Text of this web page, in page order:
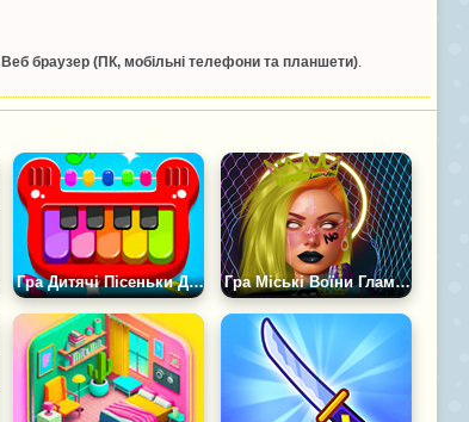
Веб браузер (ПК, мобільні телефони та планшети)
Гра Дитячі Пісеньки Для Піаніно Гра Міські Воїни Гламуру